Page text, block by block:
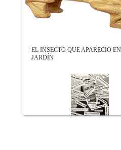
EL INSECTO QUE APARECIÓ
JARDÍN